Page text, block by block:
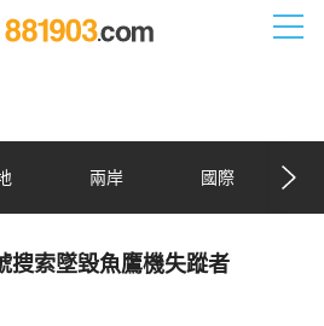
兩岸 國際
搜索墜毀魚鷹機失蹤者